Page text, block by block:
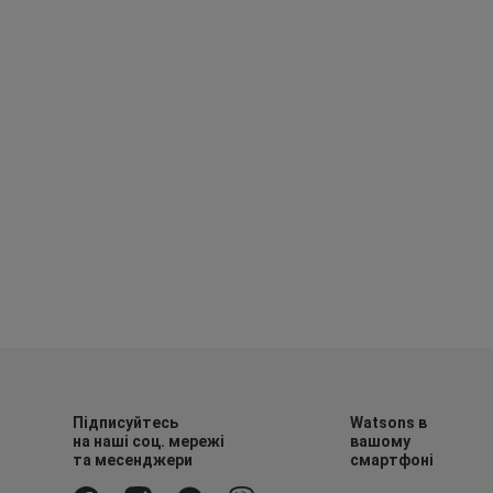
Підписуйтесь
на наші соц. мережі
та месенджери
Watsons в
вашому
смартфоні